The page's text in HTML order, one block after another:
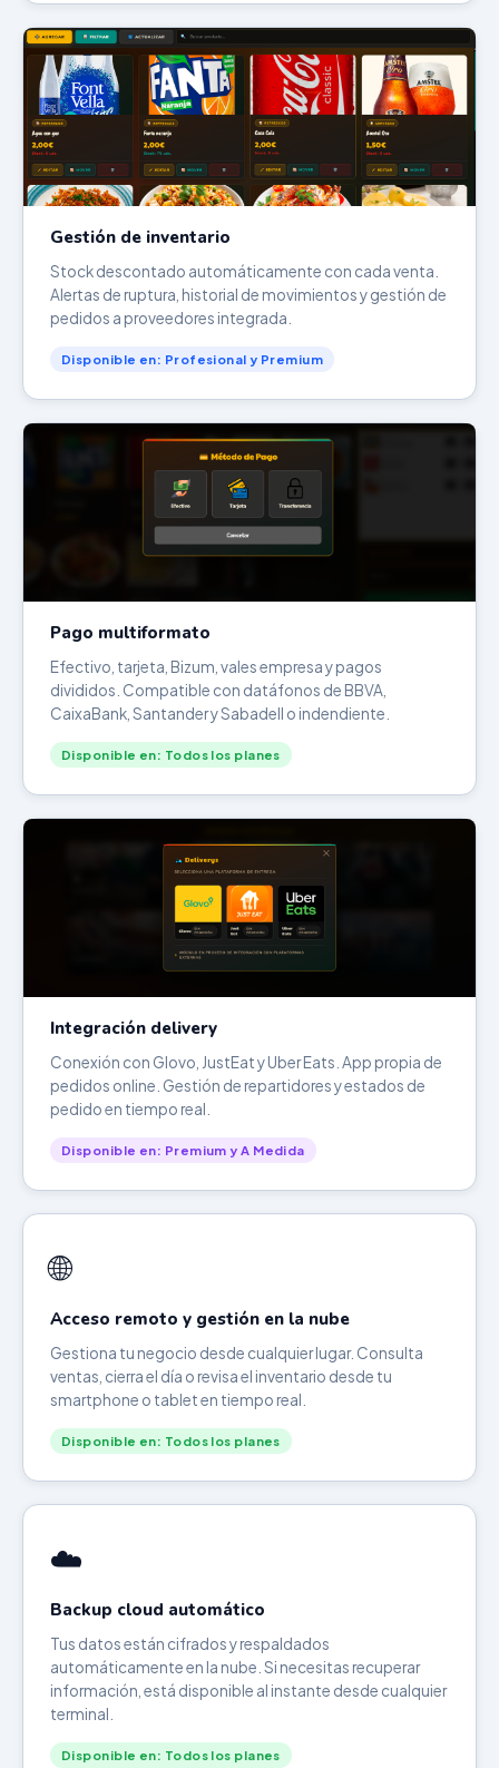
Gestión de inventario
Stock descontado automáticamente con cada venta.
Alertas de ruptura, historial de movimientos y gestión de
pedidos a proveedores integrada.
Disponible en: Profesional y Premium
Pago multiformato
Efectivo, tarjeta, Bizum, vales empresa y pagos
divididos. Compatible con datáfonos de BBVA,
CaixaBank, Santander y Sabadell o indendiente.
Disponible en: Todos los planes
Integración delivery
Conexión con Glovo, JustEat y Uber Eats. App propia de
pedidos online. Gestión de repartidores y estados de
pedido en tiempo real.
Disponible en: Premium y A Medida
🌐
Acceso remoto y gestión en la nube
Gestiona tu negocio desde cualquier lugar. Consulta
ventas, cierra el día o revisa el inventario desde tu
smartphone o tablet en tiempo real.
Disponible en: Todos los planes
☁️
Backup cloud automático
Tus datos están cifrados y respaldados
automáticamente en la nube. Si necesitas recuperar
información, está disponible al instante desde cualquier
terminal.
Disponible en: Todos los planes